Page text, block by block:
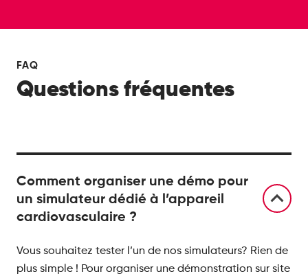
FAQ
Questions fréquentes
Comment organiser une démo pour
un simulateur dédié à l’appareil
cardiovasculaire ?
Vous souhaitez tester l’un de nos simulateurs? Rien de
plus simple ! Pour organiser une démonstration sur site